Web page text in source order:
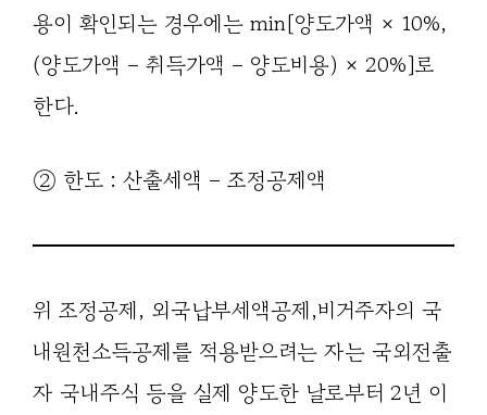
용이 확인되는 경우에는 min[양도가액 × 10%,
(양도가액 – 취득가액 – 양도비용) × 20%]로
한다.
② 한도 : 산출세액 – 조정공제액
위 조정공제, 외국납부세액공제,비거주자의 국
내원천소득공제를 적용받으려는 자는 국외전출
자 국내주식 등을 실제 양도한 날로부터 2년 이